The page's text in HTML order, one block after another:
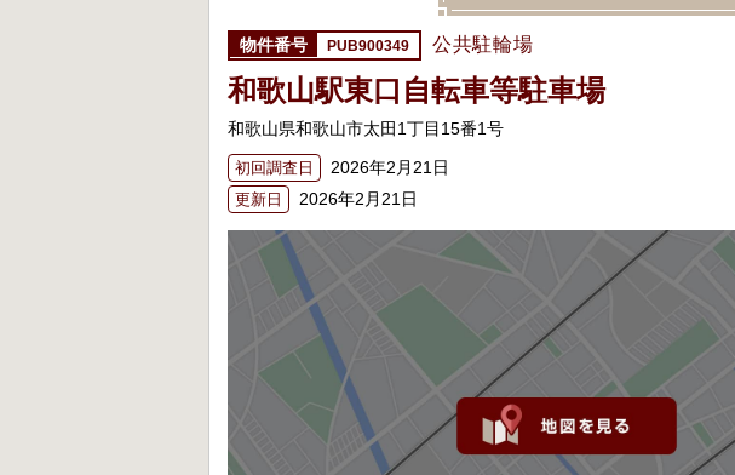
PUB900349 公共駐輪場
和歌山駅東口自転車等駐車場
和歌山県和歌山市太田1丁目15番1号
初回調査日 2026年2月21日
更新日 2026年2月21日